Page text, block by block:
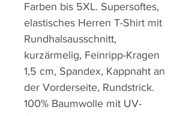
Farben bis 5XL. Supersoftes,
elastisches Herren T-Shirt mit
Rundhalsausschnitt,
kurzärmelig, Feinripp-Kragen
1,5 cm, Spandex, Kappnaht an
der Vorderseite, Rundstrick.
100% Baumwolle mit UV-